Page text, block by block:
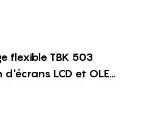
flexible TBK 503
LCD et OLED